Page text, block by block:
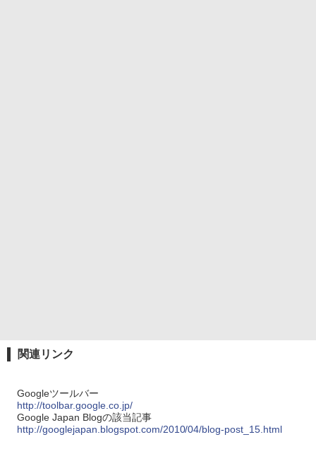
関連リンク
Googleツールバー
http://toolbar.google.co.jp/
Google Japan Blogの該当記事
http://googlejapan.blogspot.com/2010/04/blog-post_15.html